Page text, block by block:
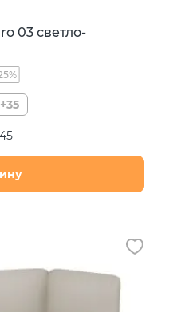
03 светло-
+35